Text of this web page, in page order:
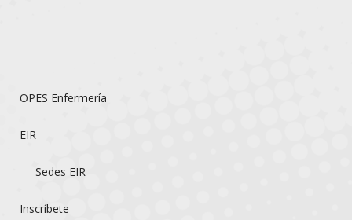
OPES Enfermería
EIR
Sedes EIR
Inscríbete